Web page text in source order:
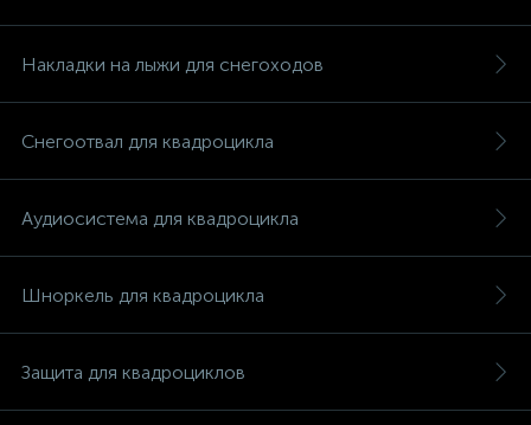
Накладки на лыжи для снегоходов
Снегоотвал для квадроцикла
Аудиосистема для квадроцикла
Шноркель для квадроцикла
Защита для квадроциклов